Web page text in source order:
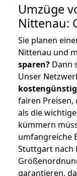
Umzüge
Nittenau:
Sie planen
Nittenau und
sparen? Dann
Unser
fairen Preisen,
als die
kümmern
umfangreiche
Stuttgart nach
garantieren,